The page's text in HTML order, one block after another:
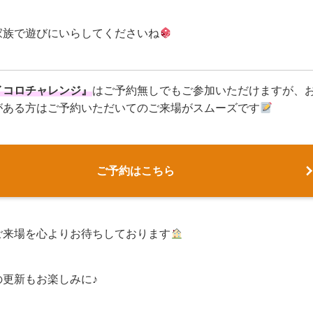
で遊びにいらしてくださいね
ロチャレンジ』はご予約無しでもご参加いただけますが、
る方はご予約いただいてのご来場がスムーズです
ご予約はこちら
場を心よりお待ちしております
新もお楽しみに♪